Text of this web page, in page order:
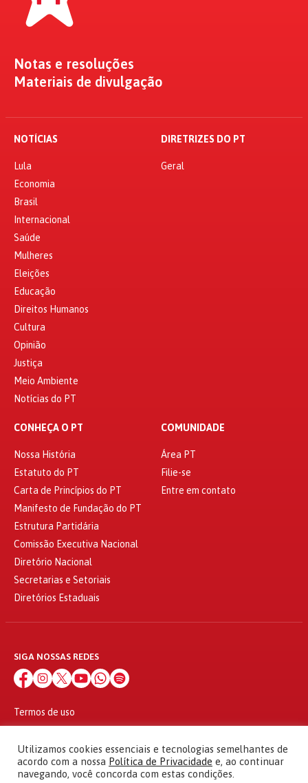
Notas e resoluções
Materiais de divulgação
NOTÍCIAS
Lula
Economia
Brasil
Internacional
Saúde
Mulheres
Eleições
Educação
Direitos Humanos
Cultura
Opinião
Justiça
Meio Ambiente
Notícias do PT
DIRETRIZES DO PT
Geral
CONHEÇA O PT
Nossa História
Estatuto do PT
Carta de Princípios do PT
Manifesto de Fundação do PT
Estrutura Partidária
Comissão Executiva Nacional
Diretório Nacional
Secretarias e Setoriais
Diretórios Estaduais
COMUNIDADE
Área PT
Filie-se
Entre em contato
SIGA NOSSAS REDES
Termos de uso
© 2010 - 2026
Partido dos Trabalhadores Todos os direitos reservados
Utilizamos cookies essenciais e tecnologias semelhantes de
acordo com a nossa Política de Privacidade e, ao continuar
navegando, você concorda com estas condições.